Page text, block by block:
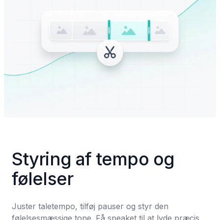
Styring af tempo og
følelser
Juster taletempo, tilføj pauser og styr den
følelsesmæssige tone. Få speaket til at lyde præcis,